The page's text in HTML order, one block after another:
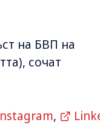
на БВП на
сочат
,